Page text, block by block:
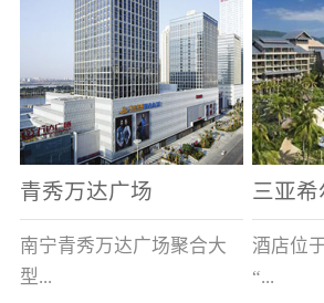
青秀万达广场
南宁青秀万达广场聚合大
型...
三亚希
酒店位
“...